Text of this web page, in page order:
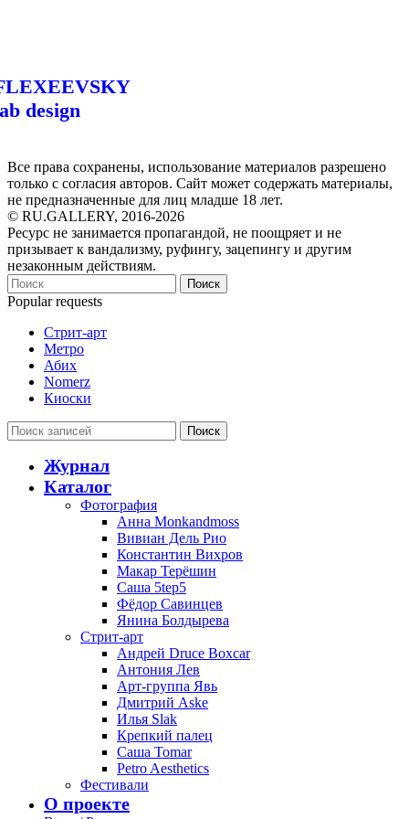
design
Все права сохранены, использование материалов разрешено
только с согласия авторов. Сайт может содержать материалы,
не предназначенные для лиц младше 18 лет.
© RU.GALLERY, 2016-2026
Ресурс не занимается пропагандой, не поощряет и не
призывает к вандализму, руфингу, зацепингу и другим
незаконным действиям.
Поиск
Popular requests
Стрит-арт
Метро
Абих
Nomerz
Киоски
Поиск
Журнал
Каталог
Фотография
Анна Monkandmoss
Вивиан Дель Рио
Константин Вихров
Макар Терёшин
Саша 5tep5
Фёдор Савинцев
Янина Болдырева
Стрит-арт
Андрей Druce Boxcar
Антония Лев
Арт-группа Явь
Дмитрий Aske
Илья Slak
Крепкий палец
Саша Tomar
Petro Aesthetics
Фестивали
О проекте